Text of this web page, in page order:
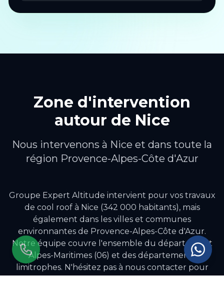
Zone d'intervention
autour de Nice
Nous intervenons à Nice et dans toute la
région Provence-Alpes-Côte d'Azur
Groupe Expert Altitude intervient pour vos travaux
de cool roofà Nice (342 000 habitants), mais
également dans les villes et communes
environnantes de Provence-Alpes-Côte d'Azur.
Notre équipe couvre l'ensemble du département
Alpes-Maritimes (06) et des départements
limitrophes. N'hésitez pas à nous contacter pour